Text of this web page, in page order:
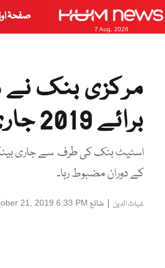
7 Aug, 2026
صفحۂ
مرکزی بنک نے
برائے 2019 جاری کردیا
کے دوران مضبوط رہا۔
غیاث الدین | شائع 21, 2019 6:33 PM